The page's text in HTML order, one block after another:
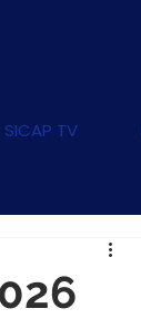
SICAP TV